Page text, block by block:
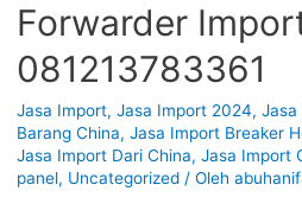
Forwarder Import
081213783361
Jasa Import, Jasa Import 2024, Jasa
Barang China, Jasa Import Breaker
Jasa Import Dari China, Jasa Import
panel, Uncategorized/ Oleh